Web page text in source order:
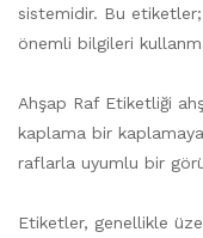
sistemidir. Bu
önemli bilgileri
Ahşap Raf Etiketliği
kaplama bir
raflarla uyumlu bir
Etiketler, genellikle